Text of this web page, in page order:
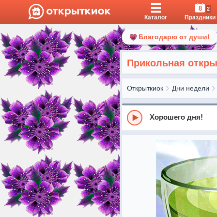
Каталог
8 2
Праздники
Благодарю от души!
Прикольная
Открыткиок Дни недели
Хорошего дня!